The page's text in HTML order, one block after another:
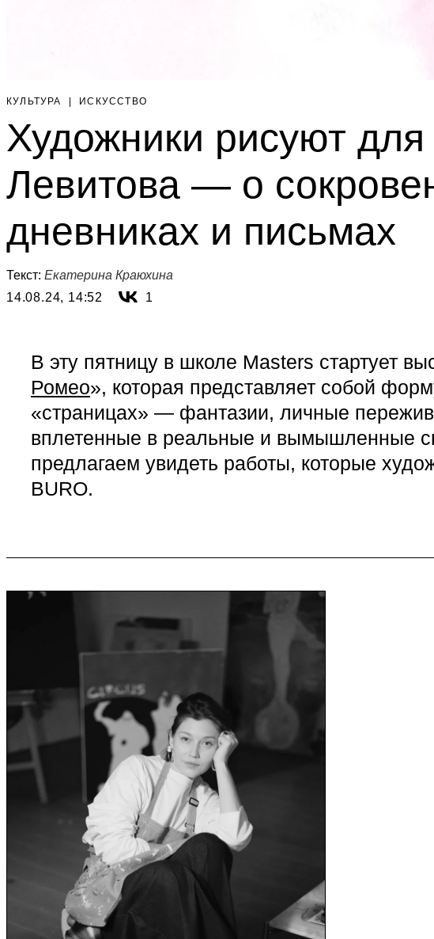
КУЛЬТУРА | ИСКУССТВО
Художники рисуют
Левитова — о
дневниках и письмах
Текст: Екатерина Краюхина
14.08.24, 14:52
1
В эту пятницу в школе Masters стартует
Ромео», которая представляет собой
«страницах» — фантазии, личные
вплетенные в реальные и вымышленные
предлагаем увидеть работы, которые
BURO.